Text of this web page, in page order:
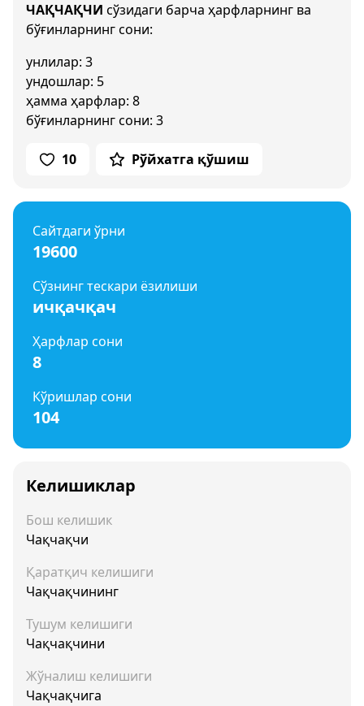
ЧАҚЧАҚЧИ сўзидаги барча ҳарфларнинг ва
бўғинларнинг сони:
унлилар: 3
ундошлар: 5
ҳамма ҳарфлар: 8
бўғинларнинг сони: 3
10 Рўйхатга қўшиш
Сайтдаги ўрни
19600
Сўзнинг тескари ёзилиши
ичқачқач
Ҳарфлар сони
8
Кўришлар сони
104
Келишиклар
Бош келишик
Чақчақчи
Қаратқич келишиги
Чақчақчининг
Тушум келишиги
Чақчақчини
Жўналиш келишиги
Чақчақчига